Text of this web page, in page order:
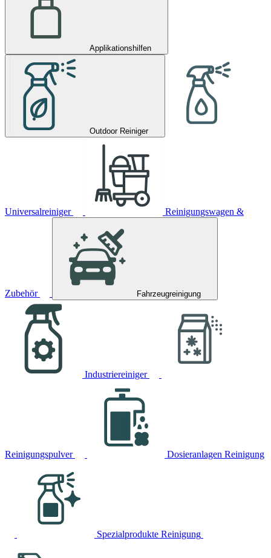
Applikationshilfen
Outdoor Reiniger
Universalreiniger Reinigungswagen &
Zubehör Fahrzeugreinigung
Industriereiniger
Reinigungspulver Dosieranlagen Reinigung
Spezialprodukte Reinigung